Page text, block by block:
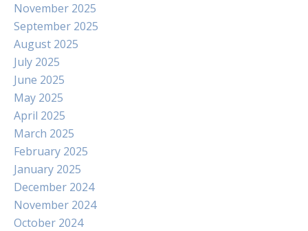
November 2025
September 2025
August 2025
July 2025
June 2025
May 2025
April 2025
March 2025
February 2025
January 2025
December 2024
November 2024
October 2024